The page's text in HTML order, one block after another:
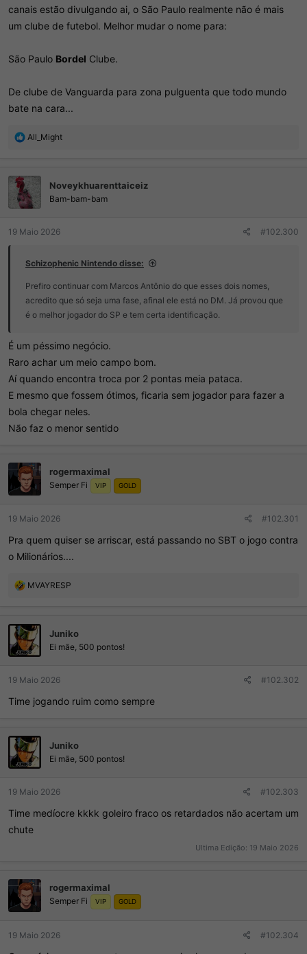
canais estão divulgando ai, o São Paulo realmente não é mais
um clube de futebol. Melhor mudar o nome para:
São Paulo Bordel Clube.
De clube de Vanguarda para zona pulguenta que todo mundo
bate na cara...
R
ç
õ
e
s
All_Might
Noveykhuarenttaiceiz
Bam-bam-bam
19 Maio 2026 #102.300
Schizophenic Nintendo disse:
Prefiro continuar com Marcos Antônio do que esses dois nomes,
acredito que só seja uma fase, afinal ele está no DM. Já provou que
é o melhor jogador do SP e tem certa identificação.
É um péssimo negócio.
Raro achar um meio campo bom.
Aí quando encontra troca por 2 pontas meia pataca.
E mesmo que fossem ótimos, ficaria sem jogador para fazer a
bola chegar neles.
Não faz o menor sentido
rogermaximal
Semper Fi VIP GOLD
19 Maio 2026 #102.301
Pra quem quiser se arriscar, está passando no SBT o jogo contra
o Milionários....
R
ç
õ
e
s
MVAYRESP
Juniko
Ei mãe, 500 pontos!
19 Maio 2026 #102.302
Time jogando ruim como sempre
Juniko
Ei mãe, 500 pontos!
19 Maio 2026 #102.303
Time medíocre kkkk goleiro fraco os retardados não acertam um
chute
Ultima Edição: 19 Maio 2026
rogermaximal
Semper Fi VIP GOLD
19 Maio 2026 #102.304